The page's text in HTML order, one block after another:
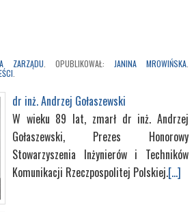
ZARZĄDU . OPUBLIKOWAŁ: JANINA MROWIŃSKA
dr inż. Andrzej Gołaszewski
W wieku 89 lat, zmarł dr inż. Andrzej
Gołaszewski, Prezes Honorowy
Stowarzyszenia Inżynierów i Techników
Komunikacji Rzeczpospolitej Polskiej.[...]